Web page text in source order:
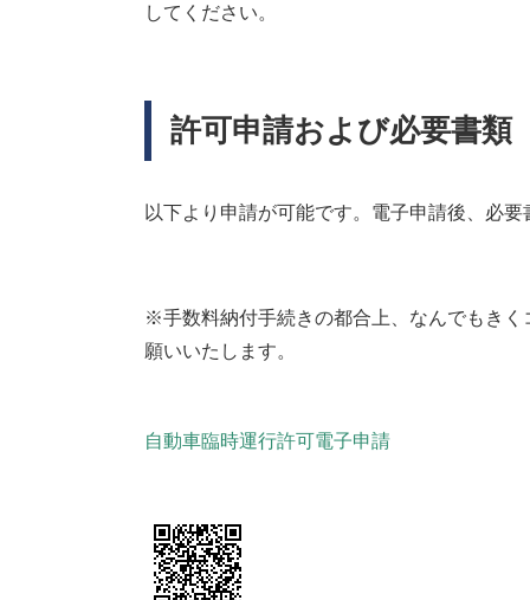
してください。
許可申請および必要書類
以下より申請が可能です。電子申請後、必
※手数料納付手続きの都合上、なんでもき
願いいたします。
自動車臨時運行許可電子申請